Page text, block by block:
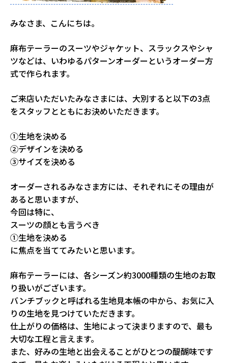
みなさま、こんにちは。
麻布テーラーのスーツやジャケット、スラックスやシャ
ツなどは、いわゆるパターンオーダーというオーダー方
式で作られます。
ご来店いただいたみなさまには、大別すると以下の3点
をスタッフとともにお決めいただきます。
①生地を決める
②デザインを決める
③サイズを決める
オーダーされるみなさま方には、それぞれにその理由が
あると思いますが、
今回は特に、
スーツの顔とも言うべき
①生地を決める
に焦点を当ててみたいと思います。
麻布テーラーには、各シーズン約3000種類の生地のお取
り扱いがございます。
バンチブックと呼ばれる生地見本帳の中から、お気に入
りの生地を見つけていただきます。
仕上がりの価格は、生地によって決まりますので、最も
大切な工程と言えます。
また、好みの生地と出会えることがひとつの醍醐味です